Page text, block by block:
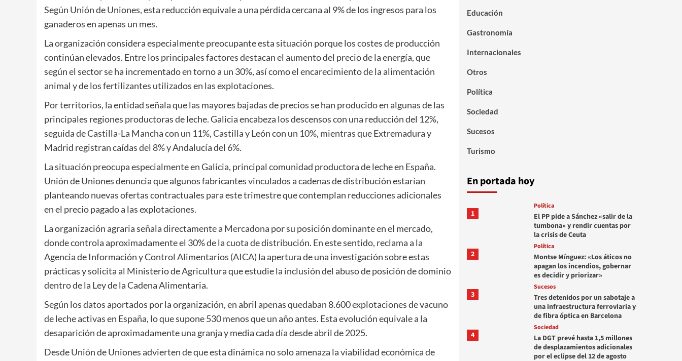
Según Unión de Uniones, esta reducción equivale a una pérdida cercana al 9% de los ingresos para los
ganaderos en apenas un mes.
La organización considera especialmente preocupante esta situación porque los costes de producción
continúan elevados. Entre los principales factores destacan el aumento del precio de la energía, que
según el sector se ha incrementado en torno a un 30%, así como el encarecimiento de la alimentación
animal y de los fertilizantes utilizados en las explotaciones.
Por territorios, la entidad señala que las mayores bajadas de precios se han producido en algunas de las
principales regiones productoras de leche. Galicia encabeza los descensos con una reducción del 12%,
seguida de Castilla-La Mancha con un 11%, Castilla y León con un 10%, mientras que Extremadura y
Madrid registran caídas del 8% y Andalucía del 6%.
La situación preocupa especialmente en Galicia, principal comunidad productora de leche en España.
Unión de Uniones denuncia que algunos fabricantes vinculados a cadenas de distribución estarían
planteando nuevas ofertas contractuales para este trimestre que contemplan reducciones adicionales
en el precio pagado a las explotaciones.
La organización agraria señala directamente a Mercadona por su posición dominante en el mercado,
donde controla aproximadamente el 30% de la cuota de distribución. En este sentido, reclama a la
Agencia de Información y Control Alimentarios (AICA) la apertura de una investigación sobre estas
prácticas y solicita al Ministerio de Agricultura que estudie la inclusión del abuso de posición de dominio
dentro de la Ley de la Cadena Alimentaria.
Según los datos aportados por la organización, en abril apenas quedaban 8.600 explotaciones de vacuno
de leche activas en España, lo que supone 530 menos que un año antes. Esta evolución equivale a la
desaparición de aproximadamente una granja y media cada día desde abril de 2025.
Desde Unión de Uniones advierten de que esta dinámica no solo amenaza la viabilidad económica de
Educación
Gastronomía
Internacionales
Otros
Política
Sociedad
Sucesos
Turismo
En portada hoy
1
Política
El PP pide a Sánchez «salir de la
tumbona» y rendir cuentas por
la crisis de Ceuta
2
Política
Montse Mínguez: «Los áticos no
apagan los incendios, gobernar
es decidir y priorizar»
3
Sucesos
Tres detenidos por un sabotaje a
una infraestructura ferroviaria y
de fibra óptica en Barcelona
4
Sociedad
La DGT prevé hasta 1,5 millones
de desplazamientos adicionales
por el eclipse del 12 de agosto